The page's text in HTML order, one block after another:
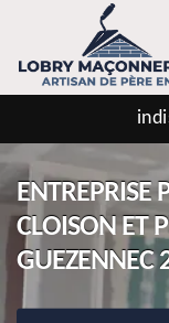
ENTREPRISE
CLOISON ET
GUEZENNEC